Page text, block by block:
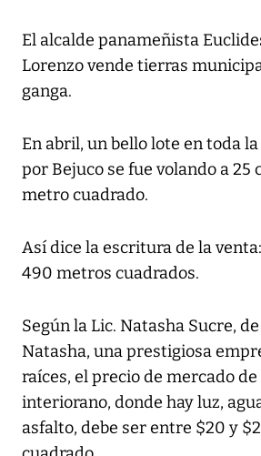
El alcalde panameñista
Lorenzo vende tierras
ganga.
En abril, un bello lote en toda
por Bejuco se fue volando a 25
metro cuadrado.
Así dice la escritura de la
490 metros cuadrados.
Según la Lic. Natasha Sucre,
Natasha, una prestigiosa
raíces, el precio de mercado
interiorano, donde hay luz,
asfalto, debe ser entre $20 y